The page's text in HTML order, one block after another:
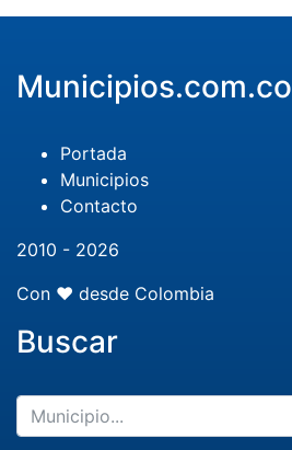
Municipios.com.co
Portada
Municipios
Contacto
2010 - 2026
Con ❤️ desde Colombia
Buscar